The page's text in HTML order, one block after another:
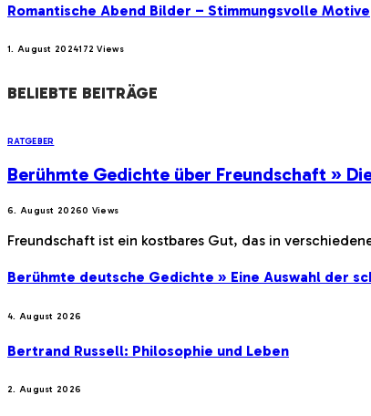
Romantische Abend Bilder – Stimmungsvolle Motive
1. August 2024172Views
BELIEBTE BEITRÄGE
RATGEBER
Berühmte Gedichte über Freundschaft »
6. August 20260 Views
Freundschaft ist ein kostbares Gut, das in
Berühmte deutsche Gedichte » Eine Auswahl der
4. August 2026
Bertrand Russell: Philosophie und Leben
2. August 2026